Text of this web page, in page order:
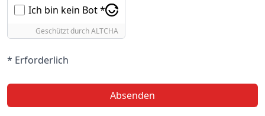
Ich bin kein Bot *
Geschützt durchALTCHA
* Erforderlich
Absenden